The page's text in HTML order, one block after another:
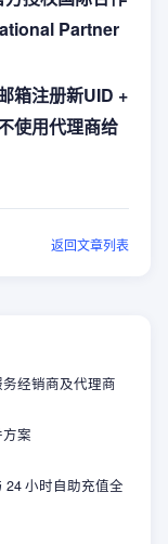
Partner
箱注册新UID +
使用代理商给
返回文章列表
经销商及代理商
案
小时自助充值全